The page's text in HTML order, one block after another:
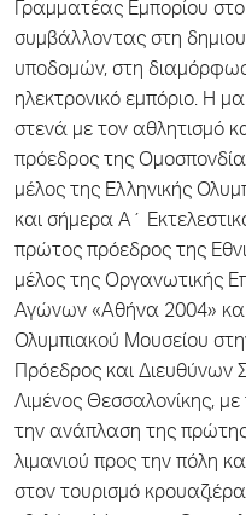
Γραμματέας Εμπορίου
συμβάλλοντας στη
υποδομών, στη
ηλεκτρονικό εμπόριο. Η
στενά με τον αθλητισμό
πρόεδρος της
μέλος της Ελληνικής
και σήμερα Α΄
πρώτος πρόεδρος της
μέλος της Οργανωτικής
Αγώνων «Αθήνα 2004»
Ολυμπιακού Μουσείου
Πρόεδρος και Διευθύνων
Λιμένος Θεσσαλονίκης,
την ανάπλαση της
λιμανιού προς την πόλη
στον τουρισμό